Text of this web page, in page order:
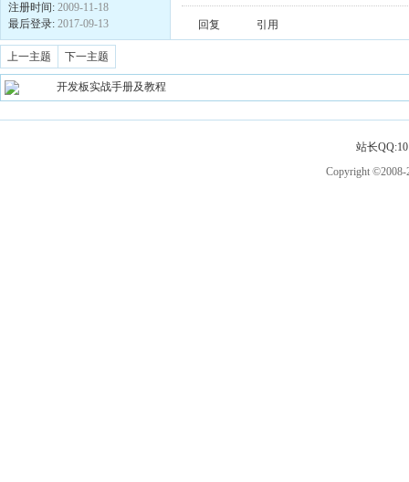
注册时间: 2009-11-18
最后登录: 2017-09-13 回复 引用
上一主题 下一主题
开发板实战手册及教程
站长
Copyright